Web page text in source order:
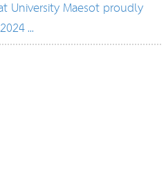
University Maesot proudly
...